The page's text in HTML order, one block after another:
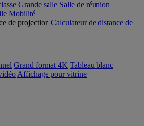
Grande salle Salle de réunion
Mobilité
Calculateur de distance de
Grand format 4K Tableau blanc
Affichage pour vitrine